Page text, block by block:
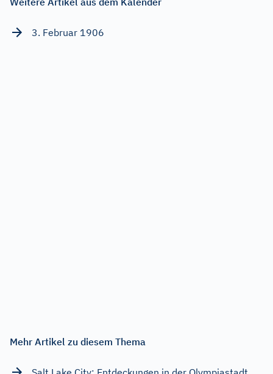
3. Februar 1906
Mehr Artikel zu diesem Thema